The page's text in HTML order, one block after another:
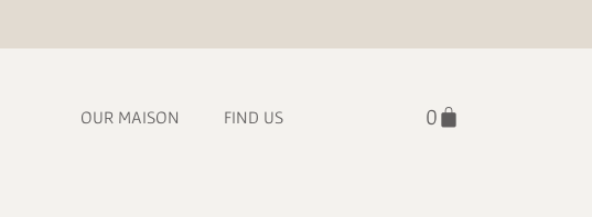
OUR MAISON FIND US